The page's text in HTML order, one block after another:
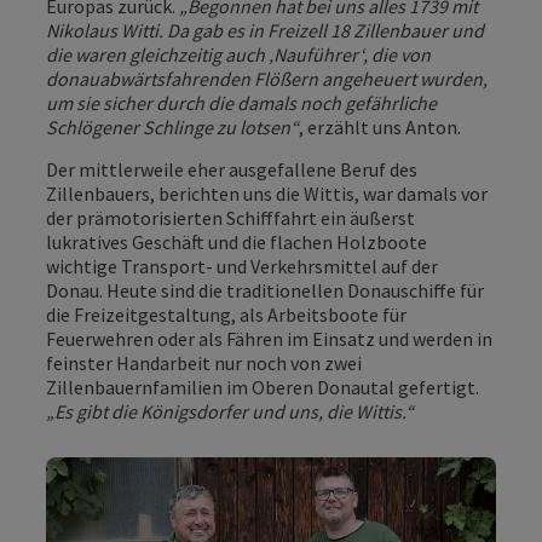
Europas zurück. „Begonnen hat bei uns alles 1739 mit
Nikolaus Witti. Da gab es in Freizell 18 Zillenbauer und
die waren gleichzeitig auch ‚Nauführer‘, die von
donauabwärtsfahrenden Flößern angeheuert wurden,
um sie sicher durch die damals noch gefährliche
Schlögener Schlinge zu lotsen“, erzählt uns Anton.
Der mittlerweile eher ausgefallene Beruf des
Zillenbauers, berichten uns die Wittis, war damals vor
der prämotorisierten Schifffahrt ein äußerst
lukratives Geschäft und die flachen Holzboote
wichtige Transport- und Verkehrsmittel auf der
Donau. Heute sind die traditionellen Donauschiffe für
die Freizeitgestaltung, als Arbeitsboote für
Feuerwehren oder als Fähren im Einsatz und werden in
feinster Handarbeit nur noch von zwei
Zillenbauernfamilien im Oberen Donautal gefertigt.
„Es gibt die Königsdorfer und uns, die Wittis.“